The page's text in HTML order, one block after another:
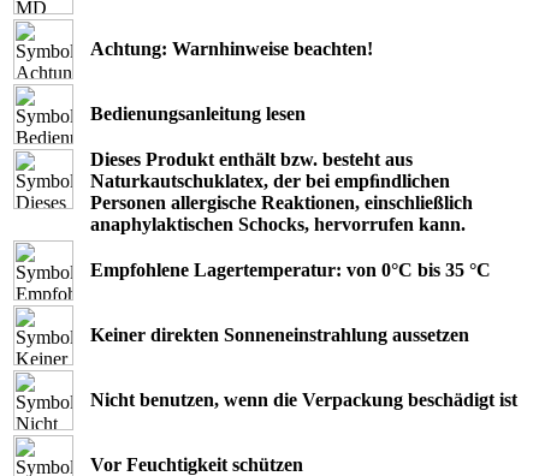
Achtung: Warnhinweise beachten!
Bedienungsanleitung lesen
Dieses Produkt enthält bzw. besteht aus
Naturkautschuklatex, der bei empﬁndlichen
Personen allergische Reaktionen, einschließlich
anaphylaktischen Schocks, hervorrufen kann.
Empfohlene Lagertemperatur: von 0°C bis 35 °C
Keiner direkten Sonneneinstrahlung aussetzen
Nicht benutzen, wenn die Verpackung beschädigt ist
Vor Feuchtigkeit schützen